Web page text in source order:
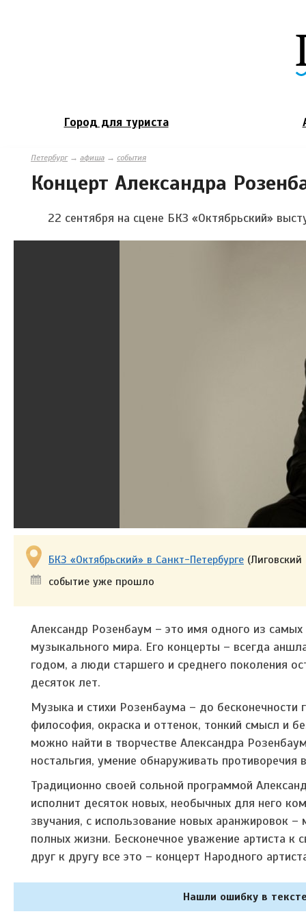
Город для туриста
Петербург→ афиша → события
Концерт Александра
22 сентября на сцене БКЗ «Октябрьский»
БКЗ «Октябрьский» в Санкт-Петербурге
событие уже прошло
Александр Розенбаум – это имя одного из
музыкального мира. Его концерты – всегда
годом, а люди старшего и среднего поколения
десяток лет.
Музыка и стихи Розенбаума – до бесконечности
философия, окраска и оттенок, тонкий смысл и
можно найти в творчестве Александра
ностальгия, умение обнаруживать
Традиционно своей сольной программой
исполнит десяток новых, необычных для него
звучания, с использование новых аранжировок
полных жизни. Бесконечное уважение артиста
друг к другу все это – концерт Народного
Нашли ошибку в